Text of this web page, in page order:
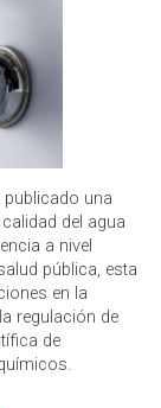
publicado una
del agua
a nivel
pública, esta
en la
regulación de
de